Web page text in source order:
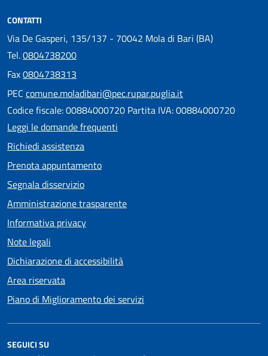
CONTATTI
Via De Gasperi, 135/137 - 70042 Mola di Bari (BA)
Tel.0804738200
Fax0804738313
PEC comune.moladibari@pec.rupar.puglia.it
Codice fiscale: 00884000720 Partita IVA: 00884000720
Leggi le domande frequenti
Richiedi assistenza
Prenota appuntamento
Segnala disservizio
Amministrazione trasparente
Informativa privacy
Note legali
Dichiarazione di accessibilità
Area riservata
Piano di Miglioramento dei servizi
SEGUICI SU